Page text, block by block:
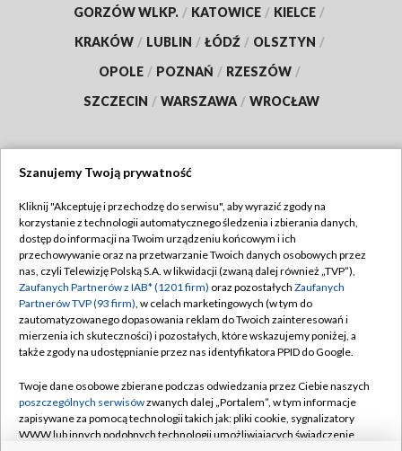
GORZÓW WLKP. / KATOWICE / KIELCE /
KRAKÓW / LUBLIN / ŁÓDŹ / OLSZTYN /
OPOLE / POZNAŃ / RZESZÓW /
SZCZECIN / WARSZAWA / WROCŁAW
TVP
Abonament TVP
Emisja w TVP
Centrum informacji TVP
Naziemna Telewizja Cyfrowa
Rada Programowa
System NOS
Regulamin TVP
Polityka prywatności
Moje zgody
Pomoc
Kontakt
Szanujemy Twoją prywatność
Kliknij "Akceptuję i przechodzę do serwisu", aby wyrazić zgody na
korzystanie z technologii automatycznego śledzenia i zbierania danych,
dostęp do informacji na Twoim urządzeniu końcowym i ich
przechowywanie oraz na przetwarzanie Twoich danych osobowych przez
nas, czyli Telewizję Polską S.A. w likwidacji (zwaną dalej również „TVP”),
Zaufanych Partnerów z IAB* (1201 firm) oraz pozostałych Zaufanych
Partnerów TVP (93 firm), w celach marketingowych (w tym do
zautomatyzowanego dopasowania reklam do Twoich zainteresowań i
mierzenia ich skuteczności) i pozostałych, które wskazujemy poniżej, a
także zgody na udostępnianie przez nas identyfikatora PPID do Google.
Twoje dane osobowe zbierane podczas odwiedzania przez Ciebie naszych
poszczególnych serwisówzwanych dalej „Portalem”, w tym informacje
zapisywane za pomocą technologii takich jak: pliki cookie, sygnalizatory
WWW lub innych podobnych technologii umożliwiających świadczenie